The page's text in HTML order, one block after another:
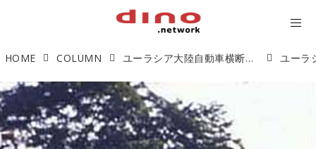
HOME COLUMN ユーラシア大陸自動車横断紀行 Vol.2 〜つながった先にあるもの〜